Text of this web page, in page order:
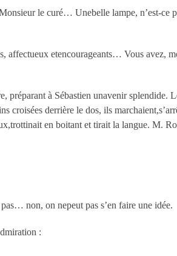
le curé… Unebelle lampe, n’est-ce
affectueux etencourageants… Vous avez,
à Sébastien unavenir splendide.
croisées derrière le dos, ils
en boitant et tirait la langue. M.
non, on nepeut pas s’en faire une idée.
: